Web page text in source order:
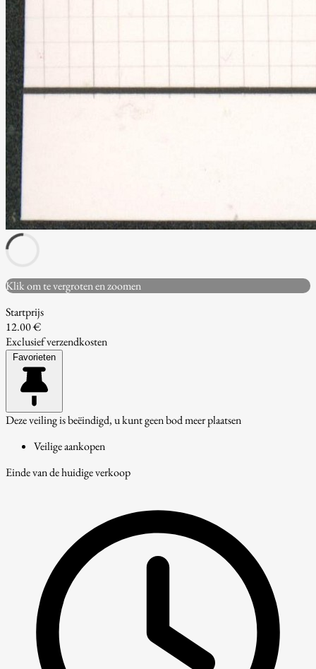
Klik om te vergroten en zoomen
Startprijs
12.00 €
Exclusief verzendkosten
Favorieten
Deze veiling is beëindigd, u kunt geen bod meer plaatsen
Veilige aankopen
Einde van de huidige verkoop